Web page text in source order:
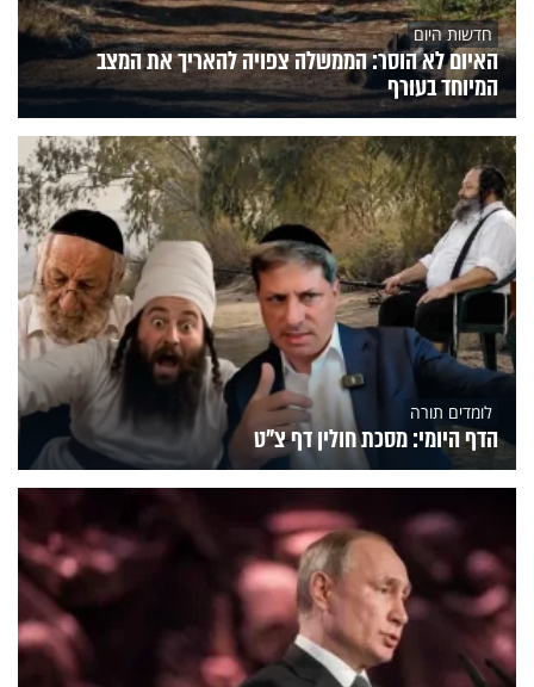
חדשות היום
האיום לא הוסר: הממשלה צפויה להאריך את המצב
המיוחד בעורף
לומדים תורה
הדף היומי: מסכת חולין דף צ"ט